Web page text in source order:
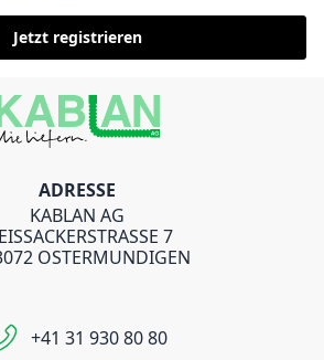
Jetzt registrieren
ADRESSE
KABLAN AG
7
OSTERMUNDIGEN
+41 31 930 80 80